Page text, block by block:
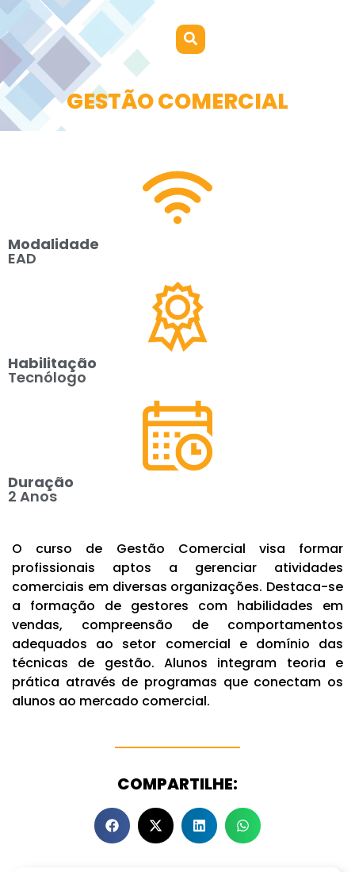
GESTÃO COMERCIAL
Modalidade
EAD
Habilitação
Tecnólogo
Duração
2 Anos
O curso de Gestão Comercial visa formar
profissionais aptos a gerenciar atividades
comerciais em diversas organizações. Destaca-se
a formação de gestores com habilidades em
vendas, compreensão de comportamentos
adequados ao setor comercial e domínio das
técnicas de gestão. Alunos integram teoria e
prática através de programas que conectam os
alunos ao mercado comercial.
COMPARTILHE: